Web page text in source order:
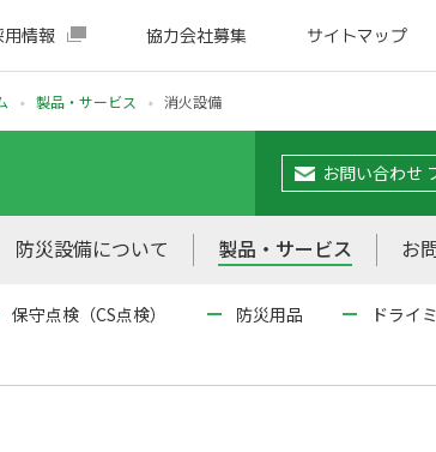
用情報 協力会社募集 サイトマップ
製品・サービス 消火設備
お問い合わせ
防災設備について 製品・サービス お
保守点検（CS点検） 防災用品
ドライ